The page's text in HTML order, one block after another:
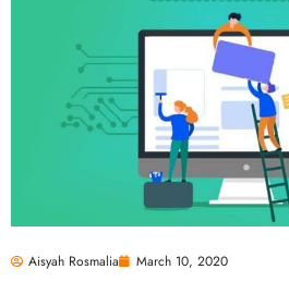
Aisyah Rosmalia March 10, 2020